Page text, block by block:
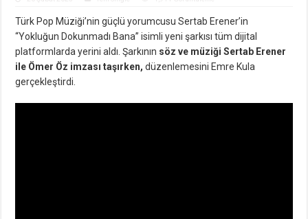
Türk Pop Müziği’nin güçlü yorumcusu Sertab Erener’in
“Yokluğun Dokunmadı Bana” isimli yeni şarkısı tüm dijital
platformlarda yerini aldı. Şarkının söz ve müziği Sertab Erener
ile Ömer Öz imzası taşırken, düzenlemesini Emre Kula
gerçekleştirdi.